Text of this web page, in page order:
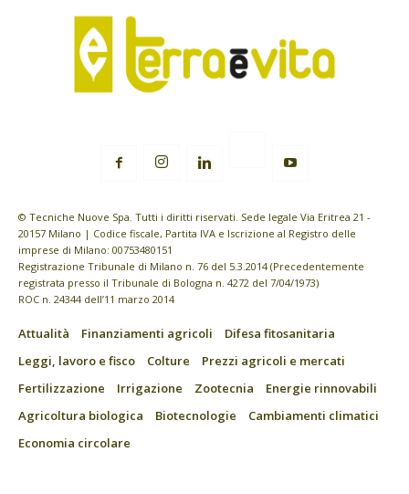
© Tecniche Nuove Spa. Tutti i diritti riservati. Sede legale Via Eritrea 21 -
20157 Milano | Codice fiscale, Partita IVA e Iscrizione al Registro delle
imprese di Milano: 00753480151
Registrazione Tribunale di Milano n. 76 del 5.3.2014 (Precedentemente
registrata presso il Tribunale di Bologna n. 4272 del 7/04/1973)
ROC n. 24344 dell’11 marzo 2014
Attualità Finanziamenti agricoli
Difesa fitosanitaria
Leggi, lavoro e fisco
Colture
Prezzi agricoli e mercati
Fertilizzazione
Irrigazione Zootecnia
Energie rinnovabili
Agricoltura biologica
Biotecnologie
Cambiamenti climatici
Economia circolare